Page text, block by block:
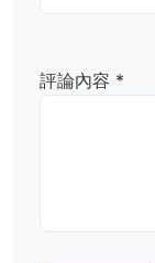
評論內容 *